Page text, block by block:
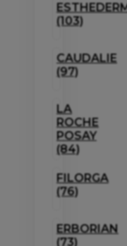
(103)
CAUDALIE
(97)
LA
ROCHE
POSAY
(84)
FILORGA
(76)
ERBORIAN
(73)